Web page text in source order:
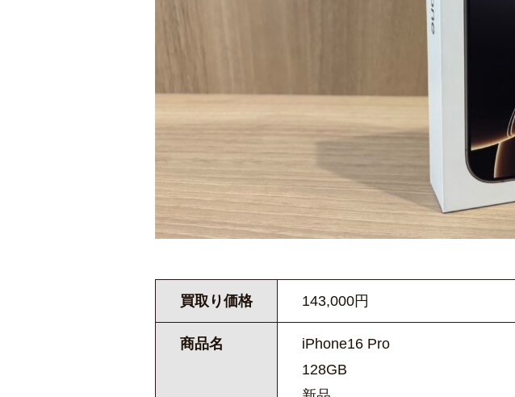
買取り価格 143,000円
商品名
iPhone16 Pro
128GB